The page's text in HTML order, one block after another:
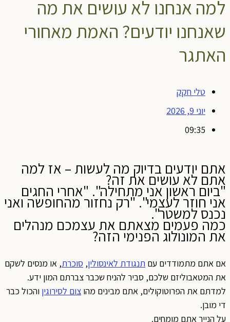
למה אנחנו לא עושים את מה
שאנחנו יודעים? האמת מאחורי
האתגר
טלי חקק
יוני 9, 2026
09:35
אתם יודעים בדיוק מה לעשות – אז למה
אתם לא עושים את זה?
"ביום ראשון אני מתחילה". "אחרי החגים
אני חוזר לעצמי". "רק נחזור מהחופשה ואני
נכנס למשטר".
כמה פעמים מצאתם את עצמכם מנהלים
את המונולוג הפנימי הזה?
אם אתם מתמודדים עם תנגודת לאינסולין, סוכרת, או מנסים לשקם
את המטאבוליזם שלכם, סביר להניח שכבר צברתם המון ידע.
למדתם את הפרוטוקולים, אתם מבינים מהו צום לסירוגיןוהכול כבר
די מובן.
על הנייר אתם מומחים.